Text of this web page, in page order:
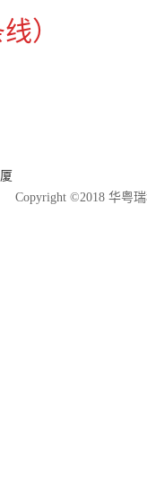
）
Copyright ©2018 华粤